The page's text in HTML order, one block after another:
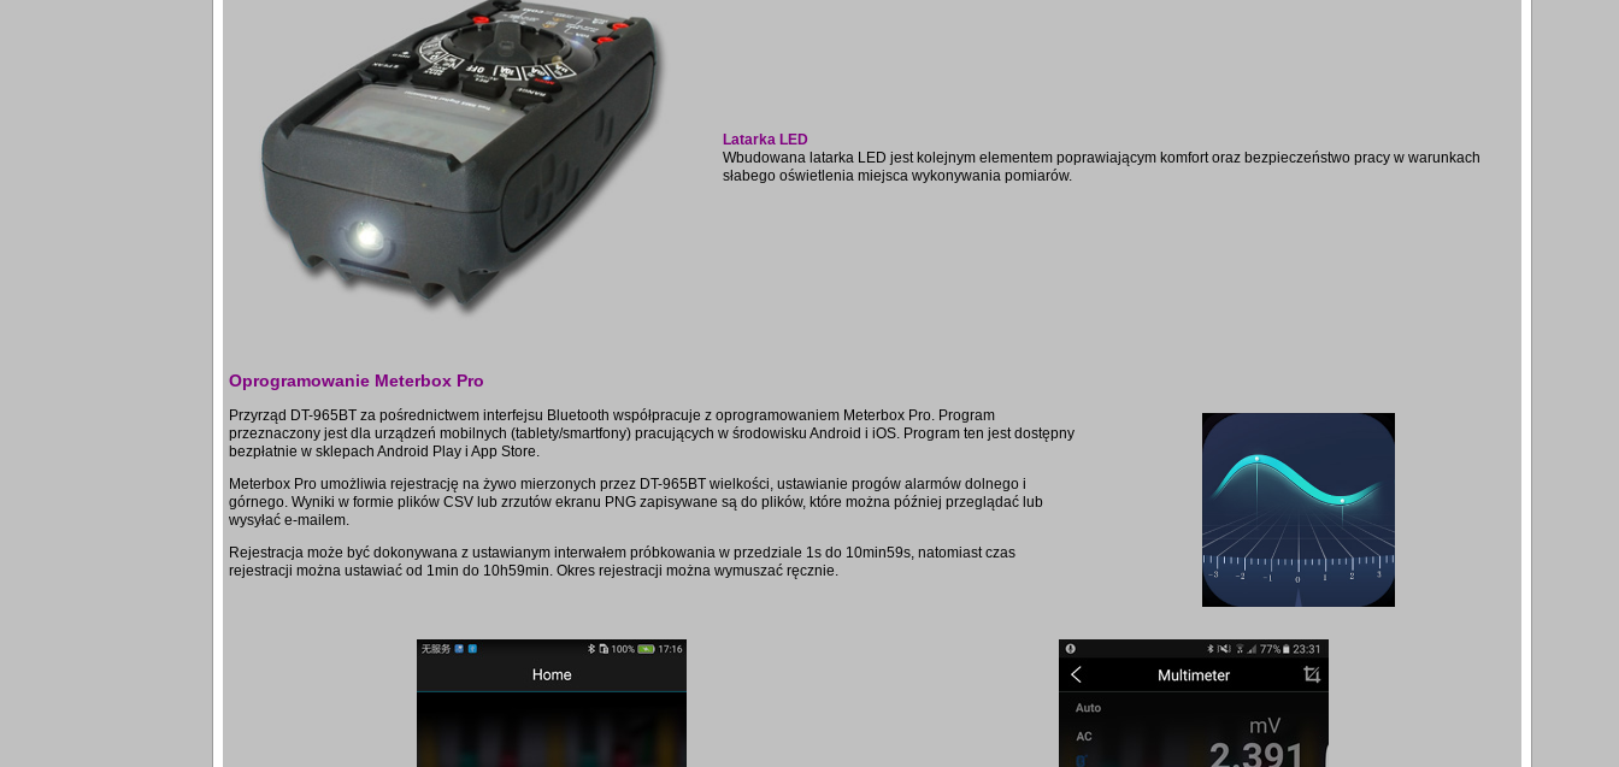
Latarka LED
Wbudowana latarka LED jest kolejnym elementem poprawiającym komfort oraz bezpieczeństwo pracy w warunkach
słabego oświetlenia miejsca wykonywania pomiarów.
Oprogramowanie Meterbox Pro
Przyrząd DT-965BT za pośrednictwem interfejsu Bluetooth współpracuje z oprogramowaniem Meterbox Pro. Program
przeznaczony jest dla urządzeń mobilnych (tablety/smartfony) pracujących w środowisku Android i iOS. Program ten jest dostępny
bezpłatnie w sklepach Android Play i App Store.
Meterbox Pro umożliwia rejestrację na żywo mierzonych przez DT-965BT wielkości, ustawianie progów alarmów dolnego i
górnego. Wyniki w formie plików CSV lub zrzutów ekranu PNG zapisywane są do plików, które można później przeglądać lub
wysyłać e-mailem.
Rejestracja może być dokonywana z ustawianym interwałem próbkowania w przedziale 1s do 10min59s, natomiast czas
rejestracji można ustawiać od 1min do 10h59min. Okres rejestracji można wymuszać ręcznie.